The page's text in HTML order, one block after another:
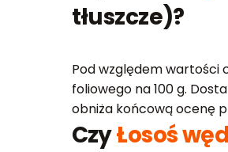
tłuszcze)?
Pod względem wartości
foliowego na 100 g.
obniża końcową ocenę
CzyŁosoś